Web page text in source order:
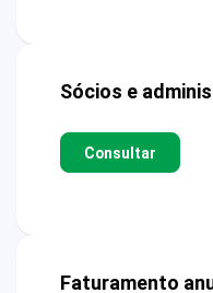
Sócios e
Consultar
Faturamento